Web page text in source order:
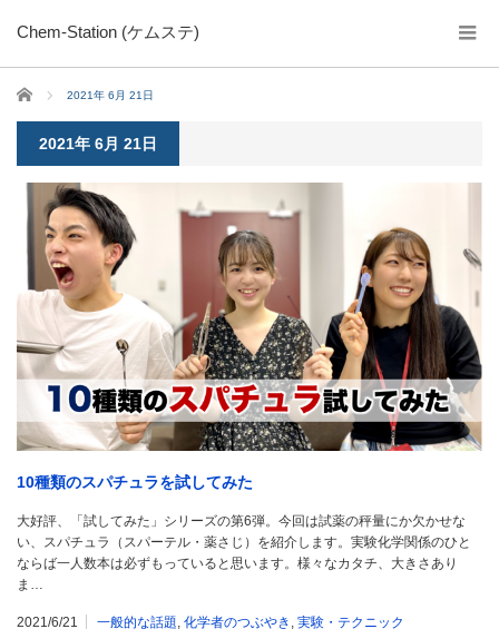
Chem-Station (ケムステ)
ホーム 2021年 6月 21日
2021年 6月 21日
10種類のスパチュラを試してみた
大好評、「試してみた」シリーズの第6弾。今回は試薬の秤量にか欠かせな
い、スパチュラ（スパーテル・薬さじ）を紹介します。実験化学関係のひと
ならば一人数本は必ずもっていると思います。様々なカタチ、大きさあり
ま…
2021/6/21 一般的な話題 化学者のつぶやき 実験・テクニック